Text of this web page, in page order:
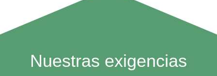
Nuestras exigencias